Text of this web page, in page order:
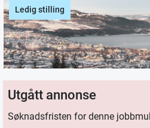
Ledig stilling
Utgått annonse
Søknadsfristen for denne